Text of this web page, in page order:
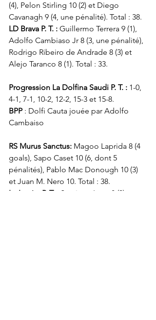
(4), Pelon Stirling 10 (2) et Diego
Cavanagh 9 (4, une pénalité). Total : 38.
LD Brava P. T. : Guillermo Terrera 9 (1),
Adolfo Cambiaso Jr 8 (3, une pénalité),
Rodrigo Ribeiro de Andrade 8 (3) et
Alejo Taranco 8 (1). Total : 33.
Progression La Dolfina Saudi P. T. : 1-0,
4-1, 7-1, 10-2, 12-2, 15-3 et 15-8.
BPP : Dolfi Cauta jouée par Adolfo
Cambaiso
RS Murus Sanctus: Magoo Laprida 8 (4
goals), Sapo Caset 10 (6, dont 5
pénalités), Pablo Mac Donough 10 (3)
et Juan M. Nero 10. Total : 38.
La Irenita P. T. :
Santiago Loza 8 (3),